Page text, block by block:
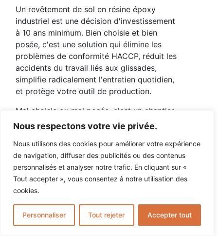
Nous respectons votre vie privée.
Nous utilisons des cookies pour améliorer votre expérience
de navigation, diffuser des publicités ou des contenus
personnalisés et analyser notre trafic. En cliquant sur «
Tout accepter », vous consentez à notre utilisation des
cookies.
Personnaliser Tout rejeter Accepter tout
Un revêtement de sol en résine époxy
industriel est une décision d'investissement
à 10 ans minimum. Bien choisie et bien
posée, c'est une solution qui élimine les
problèmes de conformité HACCP, réduit les
accidents du travail liés aux glissades,
simplifie radicalement l'entretien quotidien,
et protège votre outil de production.
Mal choisie ou mal posée, c'est un chantier
à reprendre dans 18 mois, un audit sanitaire
raté, et une facture de reprise qui dépasse
largement le coût initial.
En Charente, Charente-Maritime, Vienne et
Dordogne,Sol Résine Concept
accompagne les responsables techniques et
avec une approche simple : diagnostic
terrain d'abord, solution adaptée ensuite,